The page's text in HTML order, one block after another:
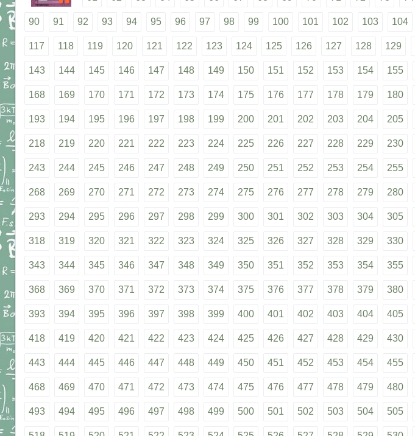
90 91 92 93 94 95 96 97 98 99 100 101 102 103 104
117 118 119 120 121 122 123 124 125 126 127 128 129
143 144 145 146 147 148 149 150 151 152 153 154 155
168 169 170 171 172 173 174 175 176 177 178 179 180
193 194 195 196 197 198 199 200 201 202 203 204 205
218 219 220 221 222 223 224 225 226 227 228 229 230
243 244 245 246 247 248 249 250 251 252 253 254 255
268 269 270 271 272 273 274 275 276 277 278 279 280
293 294 295 296 297 298 299 300 301 302 303 304 305
318 319 320 321 322 323 324 325 326 327 328 329 330
343 344 345 346 347 348 349 350 351 352 353 354 355
368 369 370 371 372 373 374 375 376 377 378 379 380
393 394 395 396 397 398 399 400 401 402 403 404 405
418 419 420 421 422 423 424 425 426 427 428 429 430
443 444 445 446 447 448 449 450 451 452 453 454 455
468 469 470 471 472 473 474 475 476 477 478 479 480
493 494 495 496 497 498 499 500 501 502 503 504 505